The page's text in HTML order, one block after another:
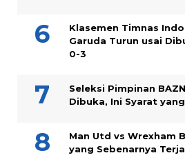
Klasemen Timnas
Garuda Turun usai
0-3
Seleksi Pimpinan
Dibuka, Ini Syarat
Man Utd vs Wrexham
yang Sebenarnya